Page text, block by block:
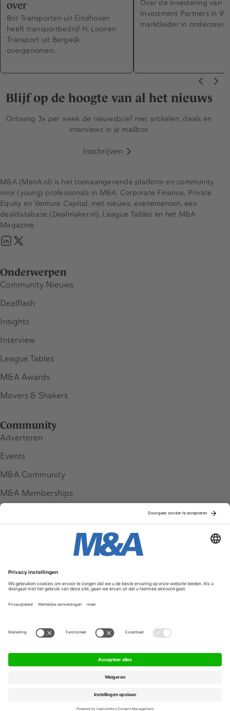
over
Bor Transporten uit Eindhoven
heeft transportbedrijf H. Loonen
Transport uit Bergeijk
overgenomen.
Over de investering van
Investment Partners in
marktleider in
Blijf op de hoogte van al het nieuws
Ontvang 3x per week de nieuwsbrief met artikelen, deals en
interviews in je mailbox
Inschrijven
Onderwerpen
Community Nieuws
Dealflash
Insights
Interview
League Tables
M&A Awards
Movers & Shakers
Community
Adverteren
Events
M&A Community
M&A Memberships
Service & Contact
Contact
FAQ
Werken bij ons
Algemene Voorwaarden
M&A (MenA.nl) is het toonaangevende platform en community
voor (young) professionals in M&A, Corporate Finance, Private
Equity en Venture Capital, met nieuws, evenementen, een
dealdatabase (Dealmaker.nl), League Tables en het M&A
Magazine.